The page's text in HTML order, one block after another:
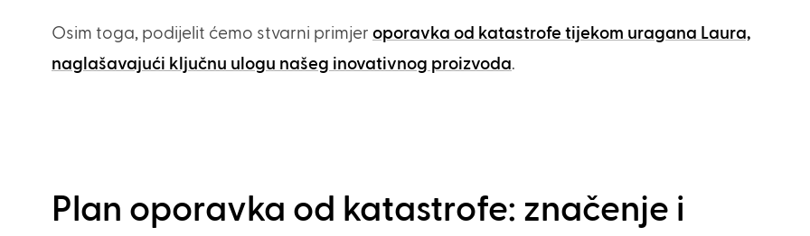
Osim toga, podijelit ćemo stvarni primjer oporavka od katastrofe tijekom uragana Laura,
naglašavajući ključnu ulogu našeg inovativnog proizvoda.
Plan oporavka od katastrofe: značenje i